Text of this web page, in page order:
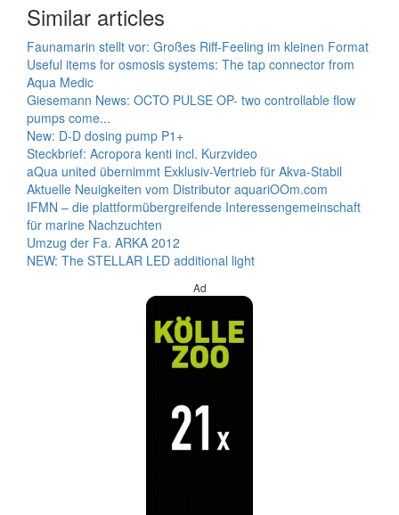
Similar articles
Faunamarin stellt vor: Großes Riff-Feeling im kleinen Format
Useful items for osmosis systems: The tap connector from
Aqua Medic
Giesemann News: OCTO PULSE OP- two controllable flow
pumps come...
New: D-D dosing pump P1+
Steckbrief: Acropora kenti incl. Kurzvideo
aQua united übernimmt Exklusiv-Vertrieb für Akva-Stabil
Aktuelle Neuigkeiten vom Distributor aquariOOm.com
IFMN – die plattformübergreifende Interessengemeinschaft
für marine Nachzuchten
Umzug der Fa. ARKA 2012
NEW: The STELLAR LED additional light
Ad